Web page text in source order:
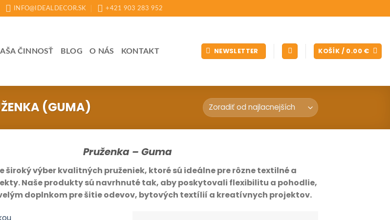
INFO@IDEALDECOR.SK +421 903 283 952
ČINNOSŤ BLOG O NÁS KONTAKT NEWSLETTER KOŠÍK / 0.00 €
(GUMA)
Pruženka – Guma
široký výber kvalitných pruženiek, ktoré sú ideálne pre rôzne textilné a
Naše produkty sú navrhnuté tak, aby poskytovali flexibilitu a pohodlie,
doplnkom pre šitie odevov, bytových textílií a kreatívnych projektov.